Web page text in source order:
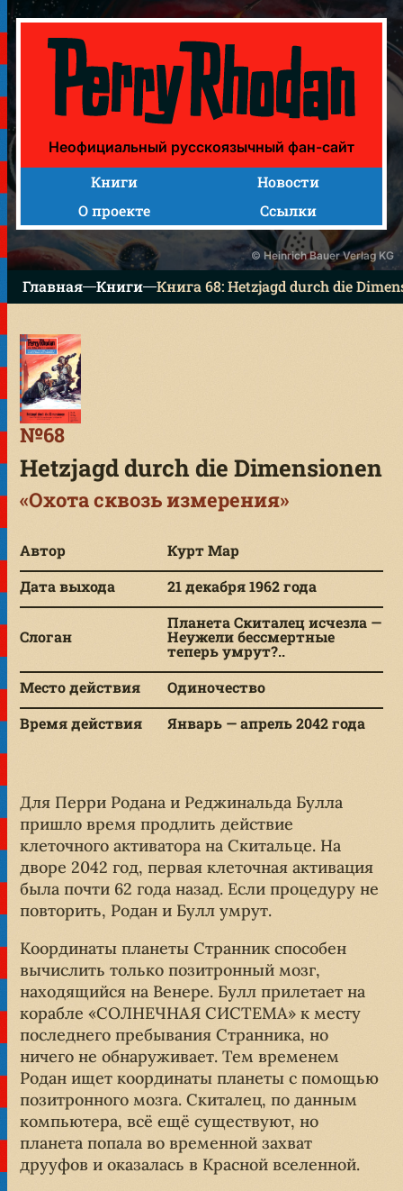
Книга 68: Hetzjagd durch die Dimensionen («Охота
Неофициальный русскоязычный фан-сайт
Книги
Новости
О проекте
Ссылки
© Heinrich Bauer Verlag KG
Главная Книги Книга 68: Hetzjagd durch die
№68
Hetzjagd durch die Dimensionen
«Охота сквозь измерения»
Автор
Курт Мар
Дата выхода
21 декабря 1962 года
Слоган
Планета Скиталец исчезла —
Неужели бессмертные
теперь умрут?..
Место действия
Одиночество
Время действия
Январь — апрель 2042 года
Для Перри Родана и Реджинальда Булла
пришло время продлить действие
клеточного активатора на Скитальце. На
дворе 2042 год, первая клеточная активация
была почти 62 года назад. Если процедуру не
повторить, Родан и Булл умрут.
Координаты планеты Странник способен
вычислить только позитронный мозг,
находящийся на Венере. Булл прилетает на
корабле «СОЛНЕЧНАЯ СИСТЕМА» к месту
последнего пребывания Странника, но
ничего не обнаруживает. Тем временем
Родан ищет координаты планеты с помощью
позитронного мозга. Скиталец, по данным
компьютера, всё ещё существуют, но
планета попала во временной захват
друуфов и оказалась в Красной вселенной.